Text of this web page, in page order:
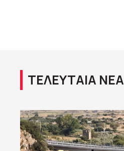
ΤΕΛΕΥΤΑΙΑ ΝΕΑ